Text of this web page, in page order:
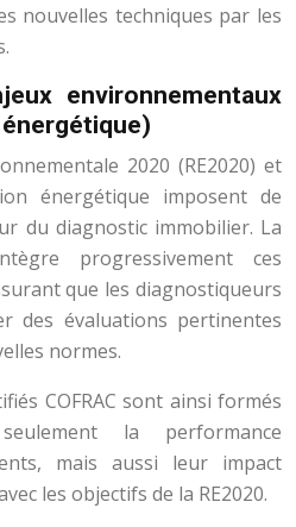
nouvelles techniques par les
environnementaux
2020 (RE2020) et
énergétique imposent de
du diagnostic immobilier. La
progressivement ces
que les diagnostiqueurs
des évaluations pertinentes
normes.
COFRAC sont ainsi formés
la performance
mais aussi leur impact
les objectifs de la RE2020.